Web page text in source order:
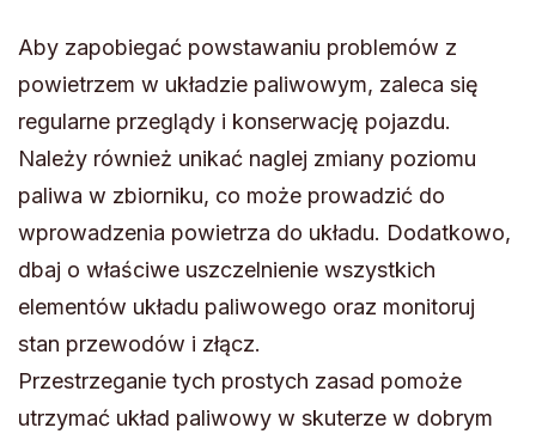
Aby zapobiegać powstawaniu problemów z
powietrzem w układzie paliwowym, zaleca się
regularne przeglądy i konserwację pojazdu.
Należy również unikać naglej zmiany poziomu
paliwa w zbiorniku, co może prowadzić do
wprowadzenia powietrza do układu. Dodatkowo,
dbaj o właściwe uszczelnienie wszystkich
elementów układu paliwowego oraz monitoruj
stan przewodów i złącz.
Przestrzeganie tych prostych zasad pomoże
utrzymać układ paliwowy w skuterze w dobrym